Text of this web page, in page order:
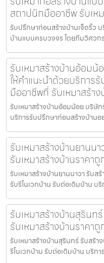
สถาปนิกมืออาชีพ รับเห
รับปรึกษาก่อนสร้างบ้านเจ็ดริ้ว บ
บ้านแบบครบวงจร โดยทีมวิศวก
รับเหมาสร้างบ้านอ้อม
ให้คำแนะนำด้วยบริการ
มืออาชีพที่ รับเหมาสร้า
รับเหมาสร้างบ้านอ้อมน้อย บริษั
บริการรับปรึกษาก่อนสร้างบ้านอ
รับเหมาสร้างบ้านยานน
รับเหมาสร้างบ้านราคา
รับเหมาสร้างบ้านยานนาวา รับส
รับรีโนเวทบ้าน รับต่อเติมบ้าน บ
รับเหมาสร้างบ้านสุริน
รับเหมาสร้างบ้านราคา
รับเหมาสร้างบ้านสุรินทร์ รับสร้า
รีโนเวทบ้าน รับต่อเติมบ้าน บริก